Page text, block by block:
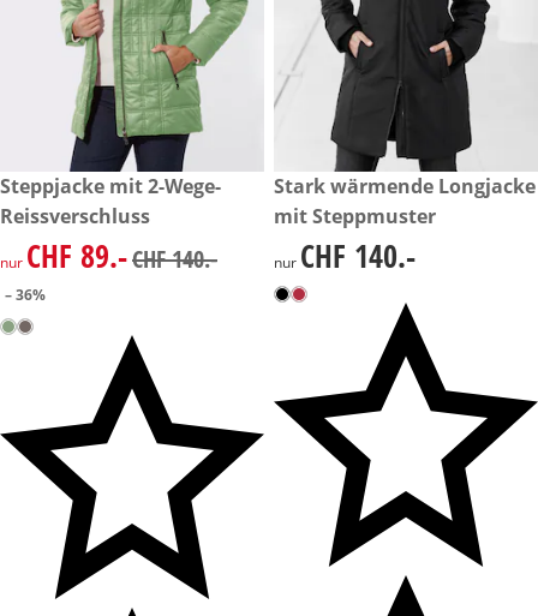
reduzierter Preis CHF 89.-, vorheriger Preis: CHF 140.-
-36%
Steppjacke mit 2-Wege-
Reissverschluss
reduzierter Preis CHF 89.-, vorheriger Preis: CHF 140.-
nur CHF 89.-CHF 140.-
– 36%
CHF 140.-
Stark wärmende Longjacke
mit Steppmuster
CHF 140.-
nur CHF 140.-